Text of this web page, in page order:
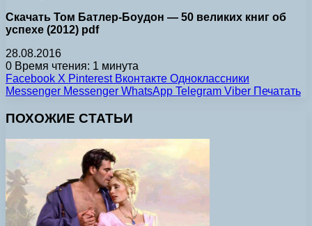
Скачать Том Батлер-Боудон — 50 великих книг об
успехе (2012) pdf
28.08.2016
0 Время чтения: 1 минута
Facebook X Pinterest Вконтакте Одноклассники
Messenger Messenger WhatsApp Telegram Viber Печатать
ПОХОЖИЕ СТАТЬИ